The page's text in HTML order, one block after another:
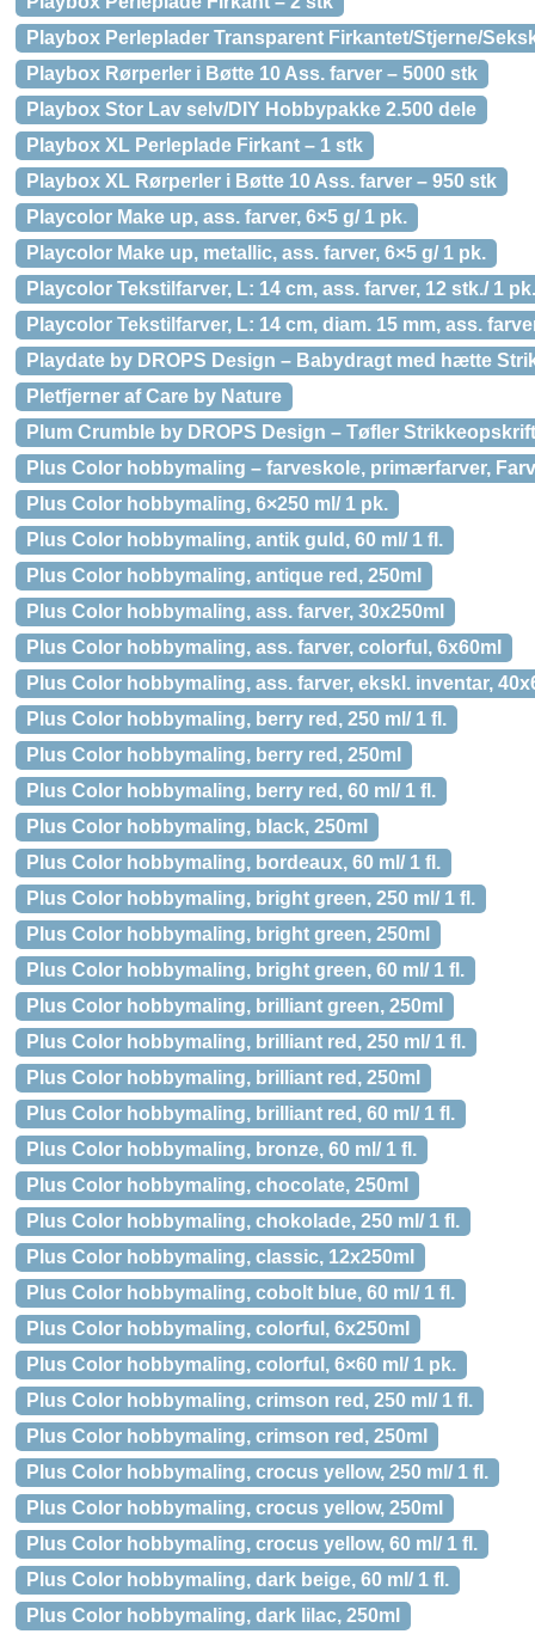
Playbox Perleplader Transparent Firkantet/Stjerne/
Playbox Rørperler i Bøtte 10 Ass. farver – 5000 stk
Playbox Stor Lav selv/DIY Hobbypakke 2.500 dele
Playbox XL Perleplade Firkant – 1 stk
Playbox XL Rørperler i Bøtte 10 Ass. farver – 950 stk
Playcolor Make up, ass. farver, 6×5 g/ 1 pk.
Playcolor Make up, metallic, ass. farver, 6×5 g/ 1 pk.
Playcolor Tekstilfarver, L: 14 cm, ass. farver, 12 stk./ 1
Playcolor Tekstilfarver, L: 14 cm, diam. 15 mm, ass.
Playdate by DROPS Design – Babydragt med hætte
Pletfjerner af Care by Nature
Plum Crumble by DROPS Design – Tøfler
Plus Color hobbymaling – farveskole, primærfarver,
Plus Color hobbymaling, 6×250 ml/ 1 pk.
Plus Color hobbymaling, antik guld, 60 ml/ 1 fl.
Plus Color hobbymaling, antique red, 250ml
Plus Color hobbymaling, ass. farver, 30x250ml
Plus Color hobbymaling, ass. farver, colorful, 6x60ml
Plus Color hobbymaling, ass. farver, ekskl. inventar,
Plus Color hobbymaling, berry red, 250 ml/ 1 fl.
Plus Color hobbymaling, berry red, 250ml
Plus Color hobbymaling, berry red, 60 ml/ 1 fl.
Plus Color hobbymaling, black, 250ml
Plus Color hobbymaling, bordeaux, 60 ml/ 1 fl.
Plus Color hobbymaling, bright green, 250 ml/ 1 fl.
Plus Color hobbymaling, bright green, 250ml
Plus Color hobbymaling, bright green, 60 ml/ 1 fl.
Plus Color hobbymaling, brilliant green, 250ml
Plus Color hobbymaling, brilliant red, 250 ml/ 1 fl.
Plus Color hobbymaling, brilliant red, 250ml
Plus Color hobbymaling, brilliant red, 60 ml/ 1 fl.
Plus Color hobbymaling, bronze, 60 ml/ 1 fl.
Plus Color hobbymaling, chocolate, 250ml
Plus Color hobbymaling, chokolade, 250 ml/ 1 fl.
Plus Color hobbymaling, classic, 12x250ml
Plus Color hobbymaling, cobolt blue, 60 ml/ 1 fl.
Plus Color hobbymaling, colorful, 6x250ml
Plus Color hobbymaling, colorful, 6×60 ml/ 1 pk.
Plus Color hobbymaling, crimson red, 250 ml/ 1 fl.
Plus Color hobbymaling, crimson red, 250ml
Plus Color hobbymaling, crocus yellow, 250 ml/ 1 fl.
Plus Color hobbymaling, crocus yellow, 250ml
Plus Color hobbymaling, crocus yellow, 60 ml/ 1 fl.
Plus Color hobbymaling, dark beige, 60 ml/ 1 fl.
Plus Color hobbymaling, dark lilac, 250ml